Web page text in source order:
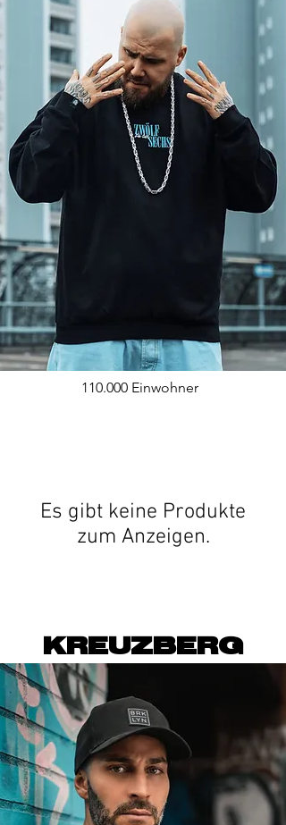
110.000 Einwohner
Es gibt keine Produkte
zum Anzeigen.
KREUZBERG